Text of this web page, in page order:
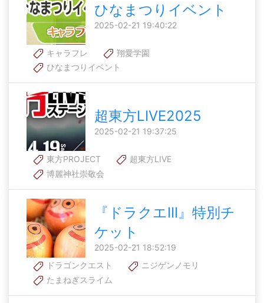
ひなまつりイベント
2025-02-21 19:40:22
キャラフレ
翔愛学園
ひなまつりイベント
超東方LIVE2025
2025-02-21 19:37:25
東方PROJECT
超東方LIVE
博麗神社崇敬会
『ドラクエIII』特別チ
ケット
2025-02-21 18:52:19
ドラゴンクエスト
ニジゲンノモリ
たまねぎスライム